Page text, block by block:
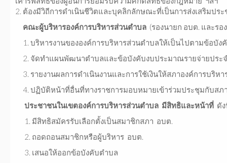
2. ต้องมีวิถีการดำเนินชีวิตและบุคลิกลักษณะที่เป็นการส่งเสริม
คณะผู้บริหารองค์การบริหารส่วนตำบล (รองนายก อบต. และร
1. บริหารงานขององค์การบริหารส่วนตำบลให้เป็นไปตามข้อบั
2. จัดทำแผนพัฒนาตำบลและข้อบังคับงบประมาณรายจ่ายประ
3. รายงานผลการดำเนินงานและการใช้เงินให้สภาองค์การบริ
4. ปฏิบัติหน้าที่อื่นที่ทางราชการมอบหมายเข้าร่วมประชุมกับส
ประชาชนในเขตองค์การบริหารส่วนตำบล มีสิทธิและหน้าที่ ดั
1. มีสิทธิสมัครรับเลือกตั้งเป็นสมาชิกสภา อบต.
2. ถอดถอนสมาชิกหรือผู้บริหาร อบต.
3. เสนอให้ออกข้อบังคับตำบล